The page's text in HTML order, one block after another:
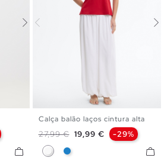
Calça balão laços cintura alta
Preço normal
27,99 € Preço
19,99 € -29%
BrancoAzul Eléctrico